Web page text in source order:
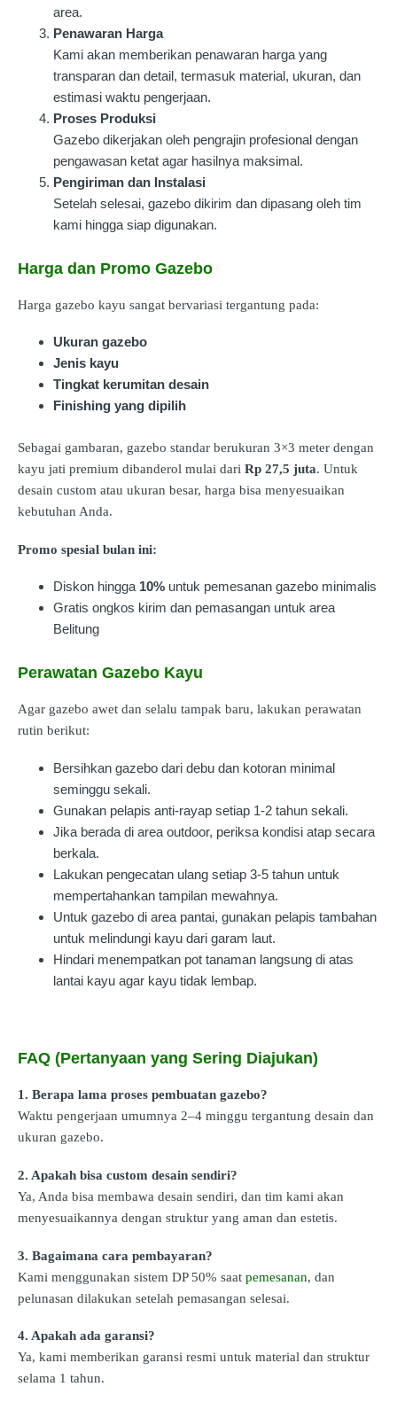
area.
Penawaran Harga
Kami akan memberikan penawaran harga yang
transparan dan detail, termasuk material, ukuran, dan
estimasi waktu pengerjaan.
Proses Produksi
Gazebo dikerjakan oleh pengrajin profesional dengan
pengawasan ketat agar hasilnya maksimal.
Pengiriman dan Instalasi
Setelah selesai, gazebo dikirim dan dipasang oleh tim
kami hingga siap digunakan.
Harga dan Promo Gazebo
Harga gazebo kayu sangat bervariasi tergantung pada:
Ukuran gazebo
Jenis kayu
Tingkat kerumitan desain
Finishing yang dipilih
Sebagai gambaran, gazebo standar berukuran 3×3 meter dengan
kayu jati premium dibanderol mulai dari Rp 27,5 juta. Untuk
desain custom atau ukuran besar, harga bisa menyesuaikan
kebutuhan Anda.
Promo spesial bulan ini:
Diskon hingga 10% untuk pemesanan gazebo minimalis
Gratis ongkos kirim dan pemasangan untuk area
Belitung
Perawatan Gazebo Kayu
Agar gazebo awet dan selalu tampak baru, lakukan perawatan
rutin berikut:
Bersihkan gazebo dari debu dan kotoran minimal
seminggu sekali.
Gunakan pelapis anti-rayap setiap 1-2 tahun sekali.
Jika berada di area outdoor, periksa kondisi atap secara
berkala.
Lakukan pengecatan ulang setiap 3-5 tahun untuk
mempertahankan tampilan mewahnya.
Untuk gazebo di area pantai, gunakan pelapis tambahan
untuk melindungi kayu dari garam laut.
Hindari menempatkan pot tanaman langsung di atas
lantai kayu agar kayu tidak lembap.
FAQ (Pertanyaan yang Sering Diajukan)
1. Berapa lama proses pembuatan gazebo?
Waktu pengerjaan umumnya 2–4 minggu tergantung desain dan
ukuran gazebo.
2. Apakah bisa custom desain sendiri?
Ya, Anda bisa membawa desain sendiri, dan tim kami akan
menyesuaikannya dengan struktur yang aman dan estetis.
3. Bagaimana cara pembayaran?
Kami menggunakan sistem DP 50% saat pemesanan, dan
pelunasan dilakukan setelah pemasangan selesai.
4. Apakah ada garansi?
Ya, kami memberikan garansi resmi untuk material dan struktur
selama 1 tahun.